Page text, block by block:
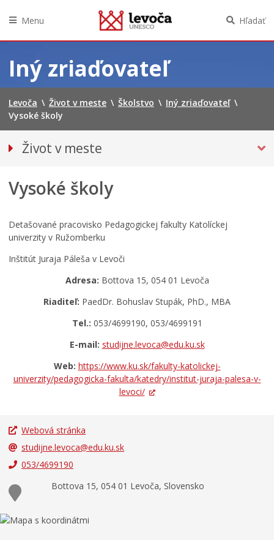
obsah
Menu Hľadať
Iný zriaďovateľ
Levoča \ Život v meste \ Školstvo \ Iný zriaďovateľ \
Vysoké školy
Život v meste
Doprava
Podujatia
Kultúra
ŠKOLSTVO
Zariadenie starostlivosti o deti do troch rokov veku
Základné školy
Školské zariadenia
Iný zriaďovateľ
Sociálne služby
NEWSLETTER MESTA LEVOČA
Levočský TV týždenník 29. týždeň
Mestská polícia
Vysoké školy
Detašované pracovisko Pedagogickej fakulty Katolíckej
univerzity v Ružomberku
Inštitút Juraja Páleša v Levoči
Adresa: Bottova 15, 054 01 Levoča
Riaditeľ: PaedDr. Bohuslav Stupák, PhD., MBA
Tel.: 053/4699190, 053/4699191
E-mail: studijne.levoca@edu.ku.sk
Web: https://www.ku.sk/fakulty-katolickej-
univerzity/pedagogicka-fakulta/katedry/institut-juraja-palesa-v-
levoci/
Webová stránka
studijne.levoca@edu.ku.sk
053/4699190
Bottova 15, 054 01 Levoča, Slovensko